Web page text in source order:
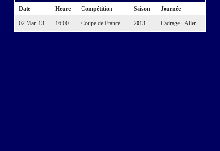
Date Heure Compétition Saison Journée
02 Mar. 13 16:00 Coupe de France 2013 Cadrage - Aller